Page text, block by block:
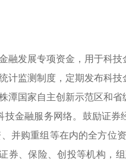
发展专项资金，用于科技
计监测制度，定期发布科
潭国家自主创新示范区和
金融服务网络。鼓励证券
并购重组等在内的全方位
券、保险、创投等机构，